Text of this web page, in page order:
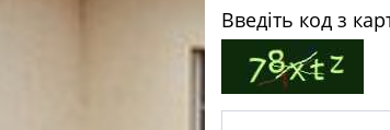
Введіть код з